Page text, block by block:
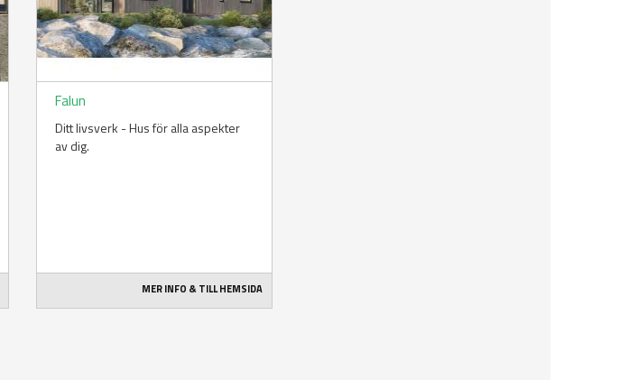
Falun
Ditt livsverk - Hus för alla aspekter
av dig.
MER INFO & TILL HEMSIDA